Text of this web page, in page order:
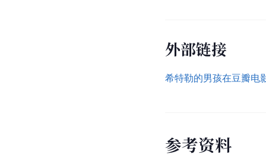
外部链接
希特勒的男孩在豆瓣电
参考资料